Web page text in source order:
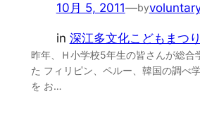
10月 5, 2011—by
in 深江多文化こどもまつり
昨年、Ｈ小学校5年生の皆さんが総合
た フィリピン、ペルー、韓国の調べ
を お…